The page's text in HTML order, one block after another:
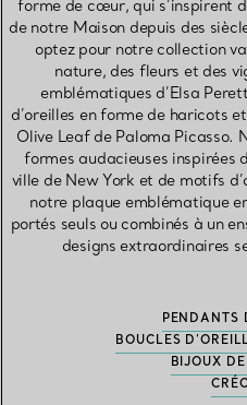
forme de cœur, qui s’inspirent
de notre Maison depuis des
optez pour notre collection
nature, des fleurs et des
emblématiques d’Elsa
d’oreilles en forme de haricots
Olive Leaf de Paloma Picasso.
formes audacieuses inspirées
ville de New York et de motifs
notre plaque emblématique
portés seuls ou combinés à un
designs extraordinaires
PENDANTS
BOUCLES
BIJOUX